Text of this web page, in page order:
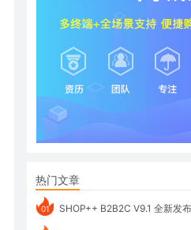
热门文章
01 SHOP++ B2B2C V9.1 全新发